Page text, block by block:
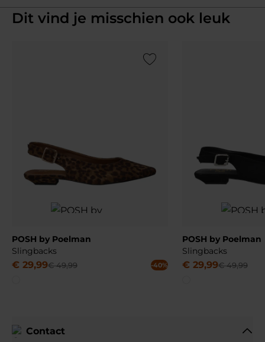
Dit vind je misschien ook leuk
Add to Wishlist
POSH by Poelman
Slingbacks
€ 29,99€ 49,99 -40%
POSH by Poelman
Slingbacks
€ 29,99€ 49,99
Contact